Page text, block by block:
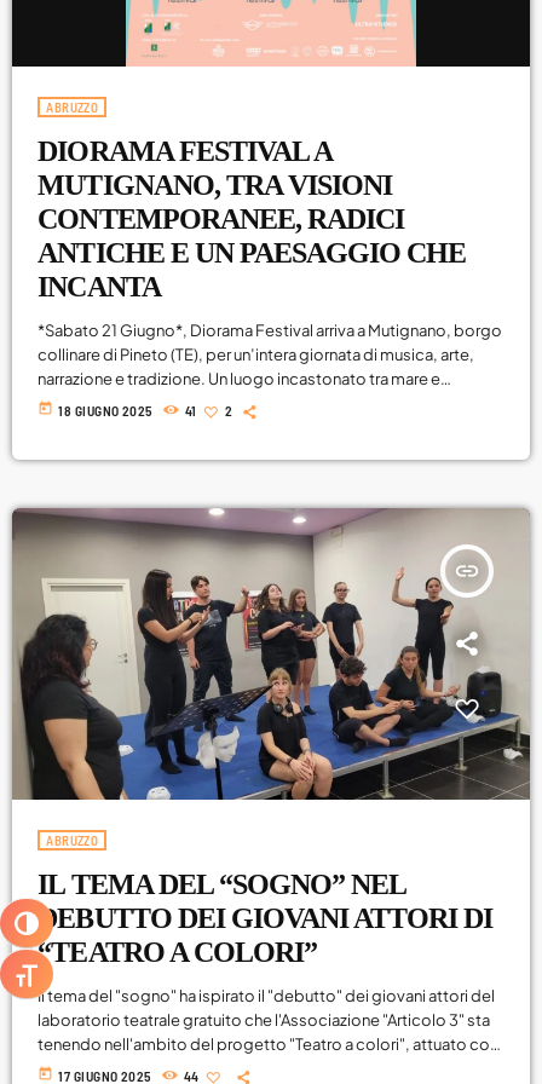
ATTIVA/DISATTIVA ALTO CONTRASTO
ATTIVA/DISATTIVA DIMENSIONE TESTO
Cinema
Delta1
DJ
Eventi
Fumetti
Giochi
Highlights
Lazio
molise
Musica
News
Premi
Primo Piano
Roma
Sanremo
Senza categoria
Sport
Teatro
uscite
ABRUZZO
DIORAMA FESTIVAL A
MUTIGNANO, TRA VISIONI
CONTEMPORANEE, RADICI
ANTICHE E UN PAESAGGIO CHE
INCANTA
*Sabato 21 Giugno*, Diorama Festival arriva a Mutignano, borgo
collinare di Pineto (TE), per un’intera giornata di musica, arte,
narrazione e tradizione. Un luogo incastonato tra mare e
montagna, affacciato sull’orizzonte e perso nel tempo. Vicoli di
tappa del Festival di […]
today 18 GIUGNO 2025 41 2
insert_link
ABRUZZO
IL TEMA DEL “SOGNO” NEL
DEBUTTO DEI GIOVANI ATTORI DI
“TEATRO A COLORI”
Il tema del "sogno" ha ispirato il "debutto" dei giovani attori del
laboratorio teatrale gratuito che l'Associazione "Articolo 3" sta
tenendo nell'ambito del progetto "Teatro a colori", attuato con
il contributo della Fondazione Pescarabruzzo. La performance,
today 17 GIUGNO 2025 44